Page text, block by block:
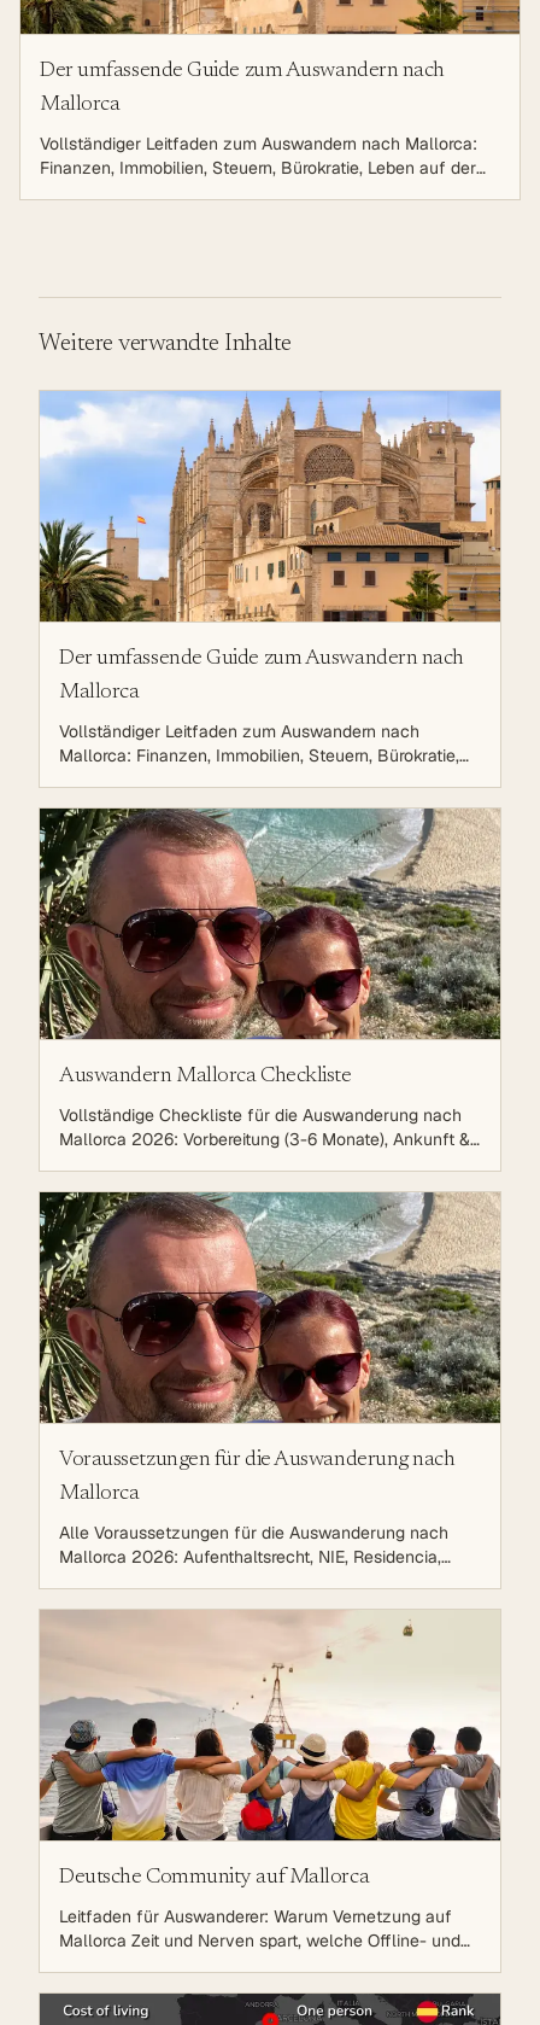
Der umfassende Guide zum Auswandern nach
Mallorca
Vollständiger Leitfaden zum Auswandern nach Mallorca:
Finanzen, Immobilien, Steuern, Bürokratie, Leben auf der
Weitere verwandte Inhalte
Der umfassende Guide zum Auswandern nach
Mallorca
Vollständiger Leitfaden zum Auswandern nach
Mallorca: Finanzen, Immobilien, Steuern, Bürokratie,
eine erfolgreiche Auswanderung.
Auswandern Mallorca Checkliste
Vollständige Checkliste für die Auswanderung nach
Mallorca 2026: Vorbereitung (3-6 Monate), Ankunft &
Integration (Arbeit, Schulen, Steuern) und langfristige
Planung. Schritt-für-Schritt Anleitung, Zeitplan,
Kosten-Übersicht und praktische Tipps.
Voraussetzungen für die Auswanderung nach
Mallorca
Alle Voraussetzungen für die Auswanderung nach
Mallorca 2026: Aufenthaltsrecht, NIE, Residencia,
Steuern und Finanzen – kompakt und in der richtigen
Deutsche Community auf Mallorca
Leitfaden für Auswanderer: Warum Vernetzung auf
Mallorca Zeit und Nerven spart, welche Offline- und
Community bietet.